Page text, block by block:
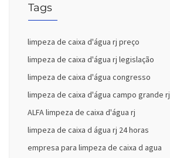
Tags
limpeza de caixa d'água rj preço
limpeza de caixa d'água rj legislação
limpeza de caixa d'água congresso
limpeza de caixa d'água campo grande rj
ALFA limpeza de caixa d'água rj
limpeza de caixa d água rj 24 horas
empresa para limpeza de caixa d agua